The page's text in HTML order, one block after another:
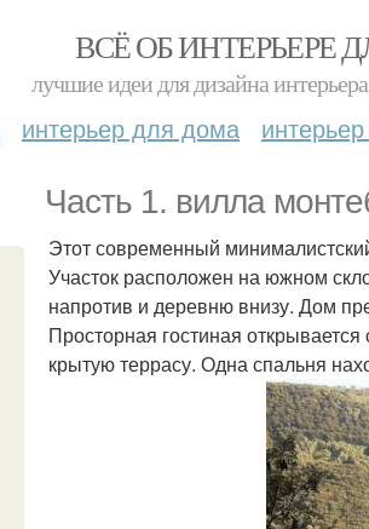
ВСЁ ОБ ИНТЕРЬЕРЕ
лучшие идеи для дизайна
интерьер для дома
Часть 1. вилла
Этот современный
Участок расположен на южном
напротив и деревню внизу. Дом
Просторная гостиная
крытую террасу. Одна спальня